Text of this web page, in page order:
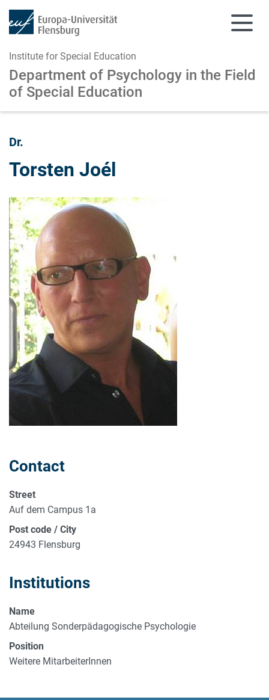
Skip to main content
Skip to main navigation
Institute for Special Education
Department of Psychology in the Field
of Special Education
Dr.
Torsten Joél
Contact
Street
Auf dem Campus 1a
Post code / City
24943 Flensburg
Institutions
Name
Abteilung Sonderpädagogische Psychologie
Position
Weitere MitarbeiterInnen